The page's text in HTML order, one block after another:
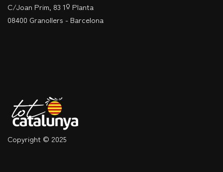
C/Joan Prim, 83 1º Planta
08400 Granollers - Barcelona
Copyright © 2025